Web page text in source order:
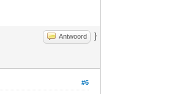
Antwoord }
#6